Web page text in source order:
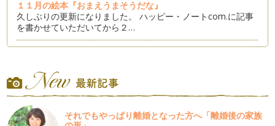
１１月の絵本『おまえうまそうだな』
久しぶりの更新になりました。 ハッピー・ノートcom.に記事
を書かせていただいてから２…
って過ごしやすくなってきまし…
7月の絵本『さかながすいすい』
今年は梅雨が早くあけましたね。 毎日とても暑いです。 子ど
もたちは大好きな夏休みで…
それでもやっぱり離婚となった方へ「離婚後の家族